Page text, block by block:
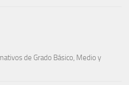
de Grado Básico, Medio y